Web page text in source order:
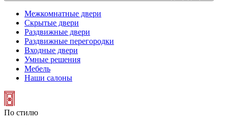
Межкомнатные двери
Скрытые двери
Раздвижные двери
Раздвижные перегородки
Входные двери
Умные решения
Мебель
Наши салоны
По стилю